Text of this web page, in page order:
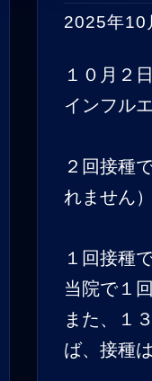
2025年10
１０月２
インフル
２回接種
れません
１回接種
当院で１
また、１
ば、接種